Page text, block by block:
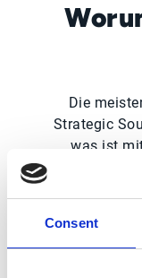
Consent
Die
Strategic
was ist
Unser